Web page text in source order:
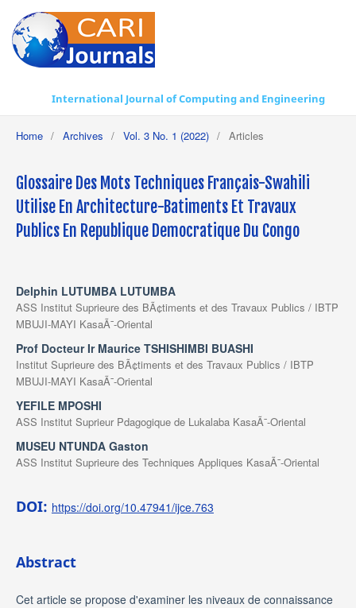
International Journal of Computing and Engineering
Home / Archives / Vol. 3 No. 1 (2022) / Articles
Glossaire Des Mots Techniques Français-Swahili
Utilise En Architecture-Batiments Et Travaux
Publics En Republique Democratique Du Congo
Delphin LUTUMBA LUTUMBA
ASS Institut Suprieure des BÃ¢timents et des Travaux Publics / IBTP
MBUJI-MAYI KasaÃ¯-Oriental
Prof Docteur Ir Maurice TSHISHIMBI BUASHI
Institut Suprieure des BÃ¢timents et des Travaux Publics / IBTP
MBUJI-MAYI KasaÃ¯-Oriental
YEFILE MPOSHI
ASS Institut Suprieur Pdagogique de Lukalaba KasaÃ¯-Oriental
MUSEU NTUNDA Gaston
ASS Institut Suprieure des Techniques Appliques KasaÃ¯-Oriental
DOI: https://doi.org/10.47941/ijce.763
Abstract
Cet article se propose d'examiner les niveaux de connaissance